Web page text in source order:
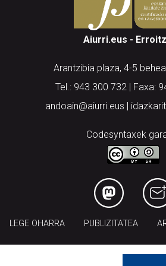
Aiurri.eus - Erroitz
Arantzibia plaza, 4-5
Tel.: 943 300 732 | Faxa:
andoain@aiurri.eus |
Codesyntaxek
LEGE OHARRA PUBLIZITATEA